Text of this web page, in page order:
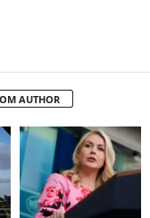
AUTHOR